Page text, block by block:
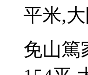
平米,
免山篤